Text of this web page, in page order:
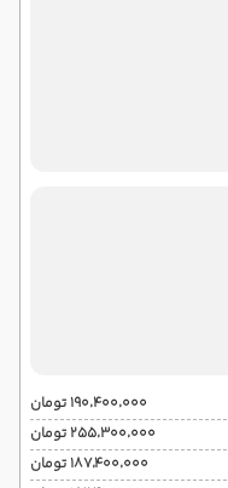
۱۹۰٬۴۰۰٬۰۰۰ تومان
۲۵۵٬۳۰۰٬۰۰۰ تومان
۱۸۷٬۴۰۰٬۰۰۰ تومان